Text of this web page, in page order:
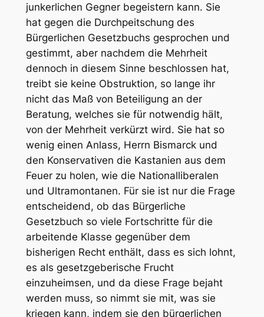
junkerlichen Gegner begeistern kann. Sie
hat gegen die Durchpeitschung des
Bürgerlichen Gesetzbuchs gesprochen und
gestimmt, aber nachdem die Mehrheit
dennoch in diesem Sinne beschlossen hat,
treibt sie keine Obstruktion, so lange ihr
nicht das Maß von Beteiligung an der
Beratung, welches sie für notwendig hält,
von der Mehrheit verkürzt wird. Sie hat so
wenig einen Anlass, Herrn Bismarck und
den Konservativen die Kastanien aus dem
Feuer zu holen, wie die Nationalliberalen
und Ultramontanen. Für sie ist nur die Frage
entscheidend, ob das Bürgerliche
Gesetzbuch so viele Fortschritte für die
arbeitende Klasse gegenüber dem
bisherigen Recht enthält, dass es sich lohnt,
es als gesetzgeberische Frucht
einzuheimsen, und da diese Frage bejaht
werden muss, so nimmt sie mit, was sie
kriegen kann, indem sie den bürgerlichen